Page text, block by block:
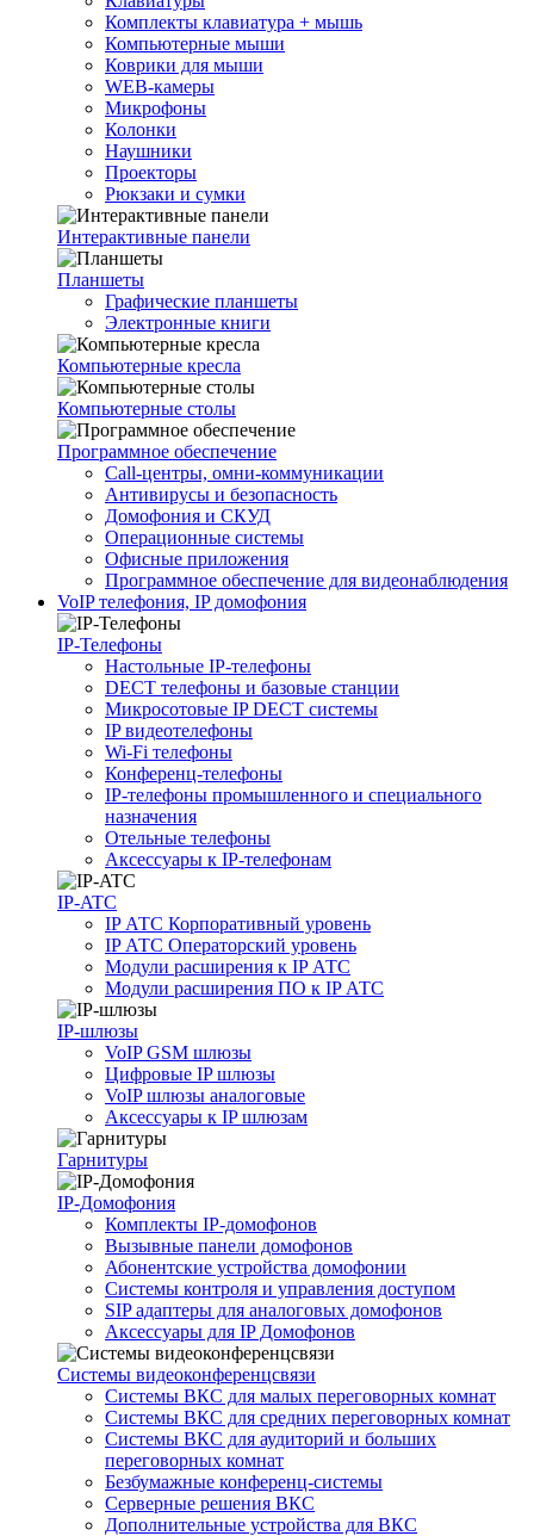
Комплекты клавиатура + мышь
Компьютерные мыши
Коврики для мыши
WEB-камеры
Микрофоны
Колонки
Наушники
Проекторы
Рюкзаки и сумки
Интерактивные панели
Планшеты
Графические планшеты
Электронные книги
Компьютерные кресла
Компьютерные столы
Программное обеспечение
Call-центры, омни-коммуникации
Антивирусы и безопасность
Домофония и СКУД
Операционные системы
Офисные приложения
Программное обеспечение для видеонаблюдения
VoIP телефония, IP домофония
IP-Телефоны
Настольные IP-телефоны
DECT телефоны и базовые станции
Микросотовые IP DECT системы
IP видеотелефоны
Wi-Fi телефоны
Конференц-телефоны
IP-телефоны промышленного и специального
назначения
Отельные телефоны
Аксессуары к IP-телефонам
IP-ATC
IP АТС Корпоративный уровень
IP АТС Операторский уровень
Модули расширения к IP АТС
Модули расширения ПО к IP АТС
IP-шлюзы
VoIP GSM шлюзы
Цифровые IP шлюзы
VoIP шлюзы аналоговые
Аксессуары к IP шлюзам
Гарнитуры
IP-Домофония
Комплекты IP-домофонов
Вызывные панели домофонов
Абонентские устройства домофонии
Системы контроля и управления доступом
SIP адаптеры для аналоговых домофонов
Аксессуары для IP Домофонов
Системы видеоконференцсвязи
Системы ВКС для малых переговорных комнат
Системы ВКС для средних переговорных комнат
Системы ВКС для аудиторий и больших
переговорных комнат
Безбумажные конференц-системы
Серверные решения ВКС
Дополнительные устройства для ВКС